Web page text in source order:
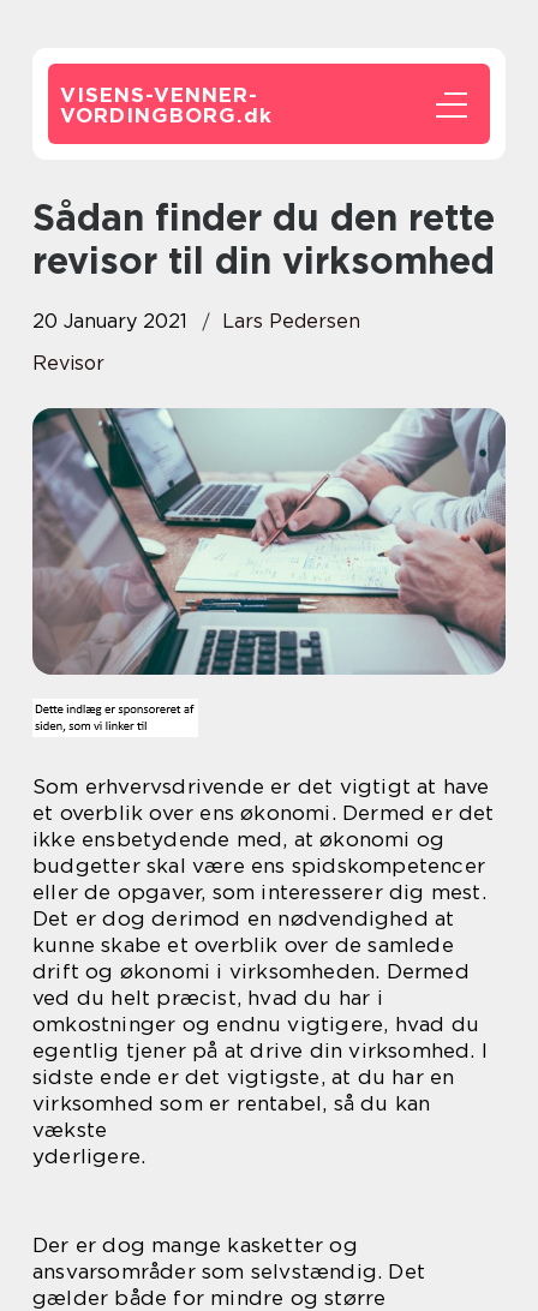
VISENS-VENNER-
VORDINGBORG.dk
Sådan finder du den rette
revisor til din virksomhed
20 January 2021
Lars Pedersen
Revisor
Som erhvervsdrivende er det vigtigt at have
et overblik over ens økonomi. Dermed er det
ikke ensbetydende med, at økonomi og
budgetter skal være ens spidskompetencer
eller de opgaver, som interesserer dig mest.
Det er dog derimod en nødvendighed at
kunne skabe et overblik over de samlede
drift og økonomi i virksomheden. Dermed
ved du helt præcist, hvad du har i
omkostninger og endnu vigtigere, hvad du
egentlig tjener på at drive din virksomhed. I
sidste ende er det vigtigste, at du har en
virksomhed som er rentabel, så du kan
vækste
yderligere.
Der er dog mange kasketter og
ansvarsområder som selvstændig. Det
gælder både for mindre og større